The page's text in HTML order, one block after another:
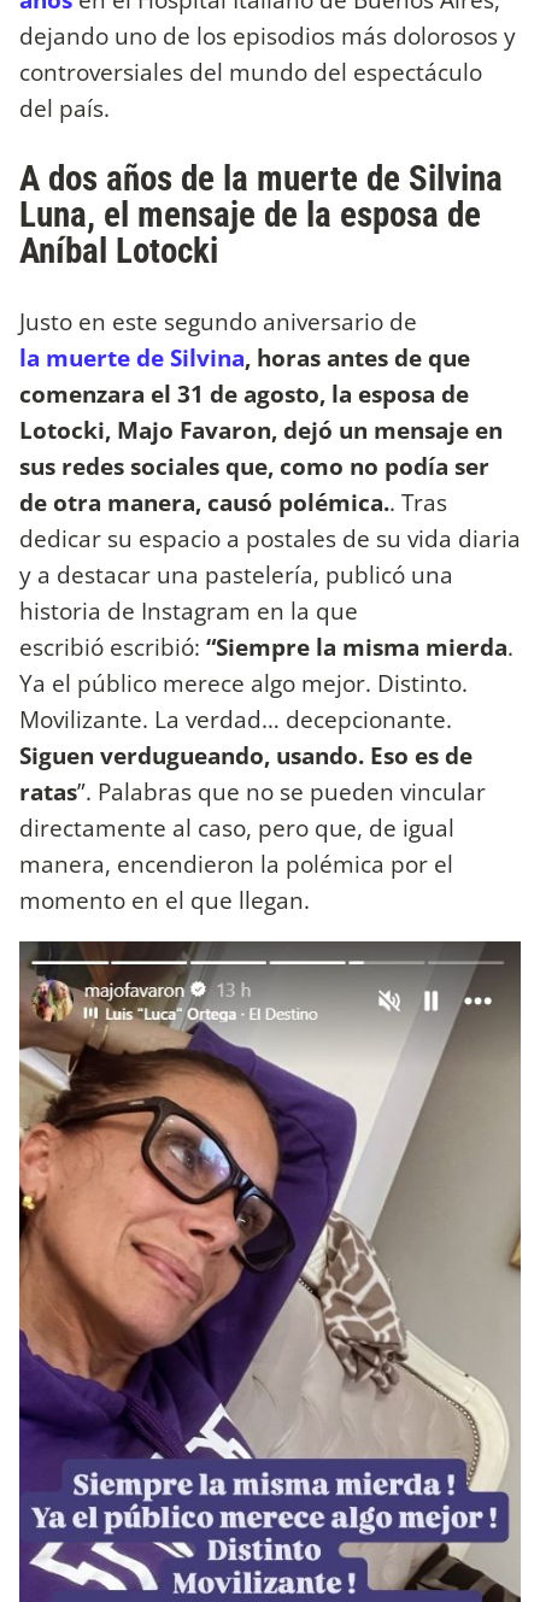
dejando uno de los episodios más dolorosos y
controversiales del mundo del espectáculo
del país.
A dos años de la muerte de Silvina
Luna, el mensaje de la esposa de
Aníbal Lotocki
Justo en este segundo aniversario de
la muerte de Silvina, horas antes de que
comenzara el 31 de agosto, la esposa de
Lotocki, Majo Favaron, dejó un mensaje en
sus redes sociales que, como no podía ser
de otra manera, causó polémica.. Tras
dedicar su espacio a postales de su vida diaria
y a destacar una pastelería, publicó una
historia de Instagram en la que
escribió escribió: “Siempre la misma mierda.
Ya el público merece algo mejor. Distinto.
Movilizante. La verdad… decepcionante.
Siguen verdugueando, usando. Eso es de
ratas”. Palabras que no se pueden vincular
directamente al caso, pero que, de igual
manera, encendieron la polémica por el
momento en el que llegan.